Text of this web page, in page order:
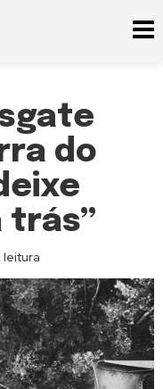
do
trás”
leitura